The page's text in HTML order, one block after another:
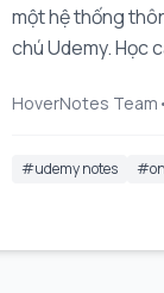
một hệ thống
chú Udemy. Học
sự ghi nhớ những
HoverNotes Team •
#udemy notes #